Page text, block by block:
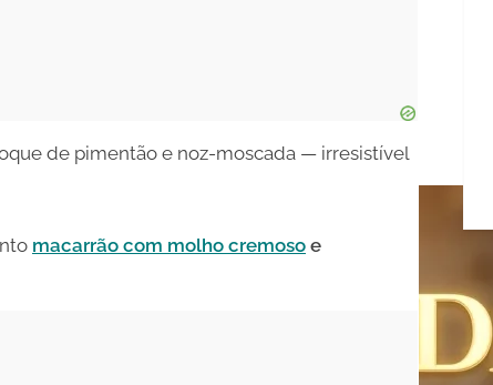
de pimentão e noz-moscada — irresistível
macarrão com molho cremoso e